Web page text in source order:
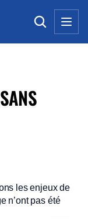
fenêtre)
les enjeux de
n’ont pas été